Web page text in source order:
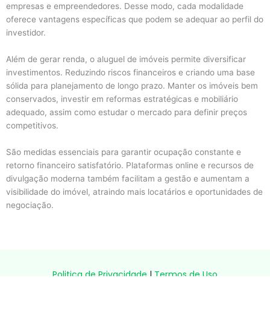
empresas e empreendedores. Desse modo, cada modalidade
oferece vantagens específicas que podem se adequar ao perfil do
investidor.
Além de gerar renda, o aluguel de imóveis permite diversificar
investimentos. Reduzindo riscos financeiros e criando uma base
sólida para planejamento de longo prazo. Manter os imóveis bem
conservados, investir em reformas estratégicas e mobiliário
adequado, assim como estudar o mercado para definir preços
competitivos.
São medidas essenciais para garantir ocupação constante e
retorno financeiro satisfatório. Plataformas online e recursos de
divulgação moderna também facilitam a gestão e aumentam a
visibilidade do imóvel, atraindo mais locatários e oportunidades de
negociação.
Politica de Privacidade | Termos de Uso